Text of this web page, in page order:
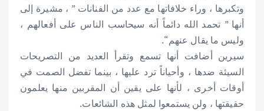
وتكبرها ، وراء خلافاتها مع عدد من الفنانات ” ، مشيرة إلى
أنها ” تحمد الله دائماً أنه سيحاسب الناس على أفعالهم ،
وليس ما يقال عنهم“.
سيرين أضافت أنها تسمع وتقرأ العديد من التصريحات
السيئة ضدها ، وأحياناً ترد عليها ، بينما تفضل الصمت في
أوقات أخرى ، لأنها على يقين أن المقربين منها يعلمون
حقيقتها ، ولن يستمعوا لمثل هذه الشائعات.